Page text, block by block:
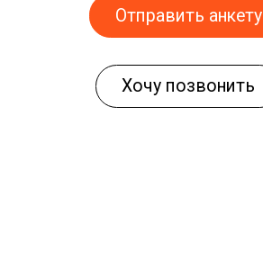
Отправить анкету
Хочу позвонить